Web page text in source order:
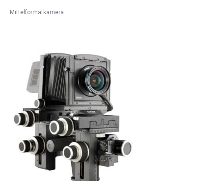
Mittelformatkamera